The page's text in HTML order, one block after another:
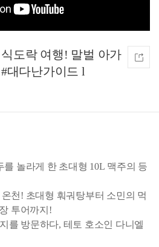
도락 여행! 말벌 아가
대다난가이드 l
놀라게 한 초대형 10L 맥주의 등
천! 초대형 훠궈탕부터 소민의 먹
투어까지!
를 방문하다, 테토 호소인 다니엘